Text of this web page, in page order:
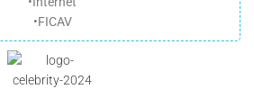
•FICAV